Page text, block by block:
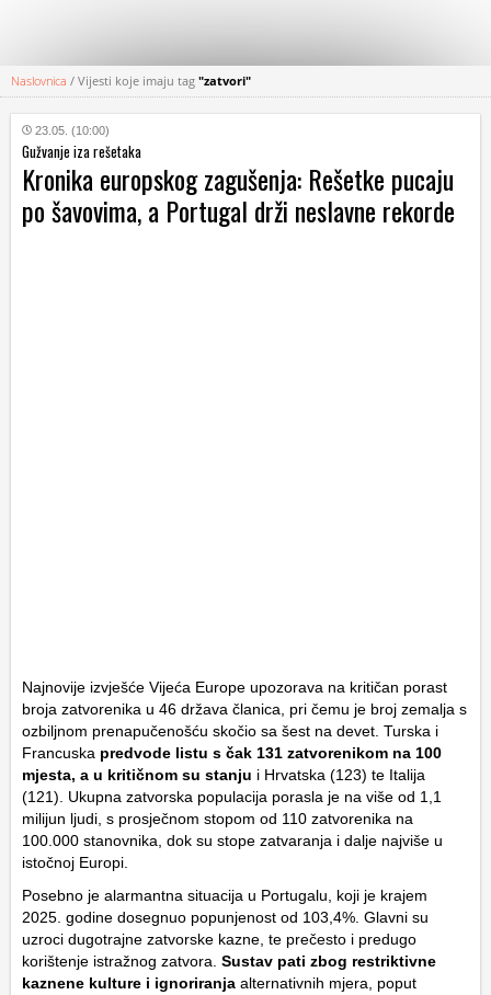
KATEGORIJE
HRVATSKI
WEB
Naslovnica / Vijesti koje imaju tag "zatvori"
23.05. (10:00)
Gužvanje iza rešetaka
Kronika europskog zagušenja: Rešetke pucaju
po šavovima, a Portugal drži neslavne rekorde
Najnovije izvješće Vijeća Europe upozorava na kritičan porast
broja zatvorenika u 46 država članica, pri čemu je broj zemalja s
ozbiljnom prenapučenošću skočio sa šest na devet. Turska i
Francuska predvode listu s čak 131 zatvorenikom na 100
mjesta, a u kritičnom su stanju i Hrvatska (123) te Italija
(121). Ukupna zatvorska populacija porasla je na više od 1,1
milijun ljudi, s prosječnom stopom od 110 zatvorenika na
100.000 stanovnika, dok su stope zatvaranja i dalje najviše u
istočnoj Europi.
Posebno je alarmantna situacija u Portugalu, koji je krajem
2025. godine dosegnuo popunjenost od 103,4%. Glavni su
uzroci dugotrajne zatvorske kazne, te prečesto i predugo
korištenje istražnog zatvora. Sustav pati zbog restriktivne
kaznene kulture i ignoriranja alternativnih mjera, poput